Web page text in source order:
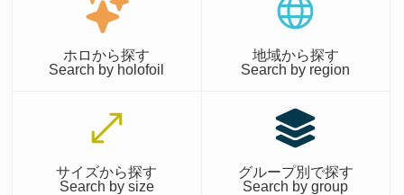
ホロから探す
Search by holofoil
地域から探す
Search by region
サイズから探す
Search by size
グループ別で探す
Search by group